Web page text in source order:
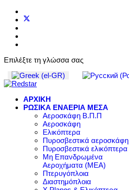
Επιλέξτε τη γλώσσα σας
ΑΡΧΙΚΗ
ΡΩΣΙΚΑ ΕΝΑΕΡΙΑ ΜΕΣΑ
Αεροσκάφη Β.Π.Π
Αεροσκάφη
Ελικόπτερα
Πυροσβεστικά αεροσκάφη
Πυροσβεστικά ελικόπτερα
Μη Επανδρωμένα
Αεροχήματα (ΜΕΑ)
Πτερυγόπλοια
Διαστημόπλοια